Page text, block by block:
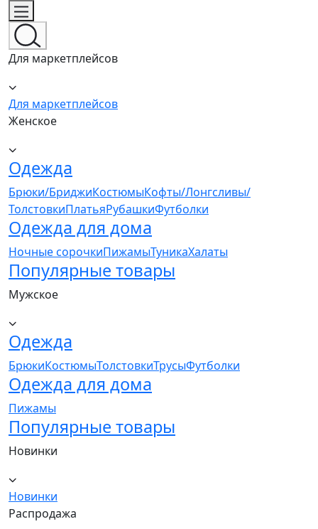
Для маркетплейсов
Для маркетплейсов
Женское
Одежда
Брюки/БриджиКостюмыКофты/Лонгсливы/
ТолстовкиПлатьяРубашкиФутболки
Одежда для дома
Ночные сорочкиПижамыТуникаХалаты
Популярные товары
Мужское
Одежда
БрюкиКостюмыТолстовкиТрусыФутболки
Одежда для дома
Пижамы
Популярные товары
Новинки
Новинки
Распродажа